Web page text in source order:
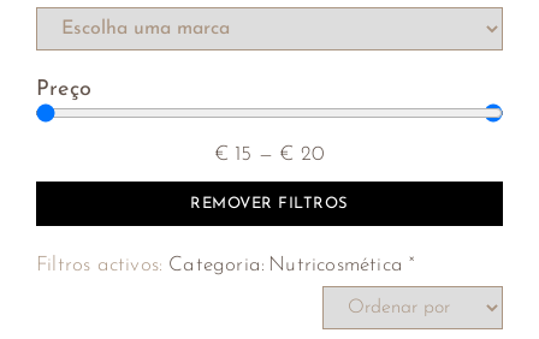
Preço
€ 15 — € 20
REMOVER FILTROS
Filtros activos: Categoria: Nutricosmética ×